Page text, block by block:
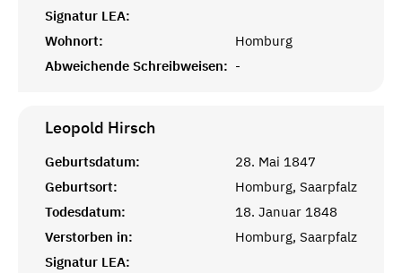
Signatur LEA:
Wohnort:
Homburg
Abweichende Schreibweisen: -
Leopold Hirsch
Geburtsdatum:
28. Mai 1847
Geburtsort:
Homburg, Saarpfalz
Todesdatum:
18. Januar 1848
Verstorben in:
Homburg, Saarpfalz
Signatur LEA: